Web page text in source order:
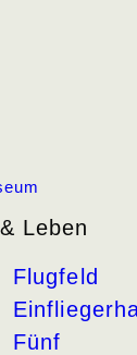
Leben
Flugfeld
Fünf